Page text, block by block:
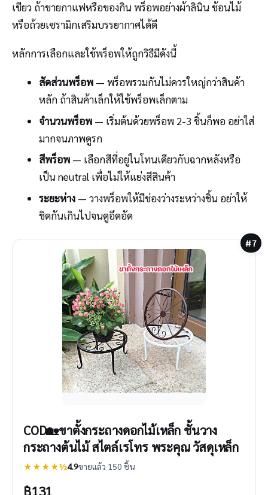
เขียว ถ้าขายกาแฟหรือของกิน พร็อพอย่างผ้าลินิน ช้อนไม้
หรือถ้วยเซรามิกเสริมบรรยากาศได้ดี
หลักการเลือกและใช้พร็อพให้ถูกวิธีมีดังนี้
สัดส่วนพร็อพ— พร็อพรวมกันไม่ควรใหญ่กว่าสินค้า
หลัก ถ้าสินค้าเล็กให้ใช้พร็อพเล็กตาม
จำนวนพร็อพ— เริ่มต้นด้วยพร็อพ 2-3 ชิ้นก็พอ อย่าใส่
มากจนภาพดูรก
สีพร็อพ— เลือกสีที่อยู่ในโทนเดียวกับฉากหลังหรือ
เป็น neutral เพื่อไม่ให้แย่งสีสินค้า
ระยะห่าง— วางพร็อพให้มีช่องว่างระหว่างชิ้น อย่าให้
ชิดกันเกินไปจนดูอึดอัด
#7
COD🏡ขาตั้งกระถางดอกไม้เหล็ก ชั้นวาง
กระถางต้นไม้ สไตล์เรโทร พระคุณ วัสดุเหล็ก
★★★★½4.9ขายแล้ว 150 ชิ้น
฿131